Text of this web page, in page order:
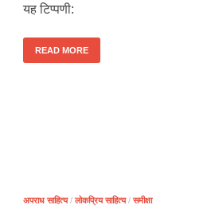
यह टिप्पणी:
READ MORE
अपराध साहित्य/ लोकप्रिय साहित्य/ समीक्षा